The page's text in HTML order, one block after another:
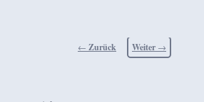
Beitragsnavigation
← Zurück Weiter →